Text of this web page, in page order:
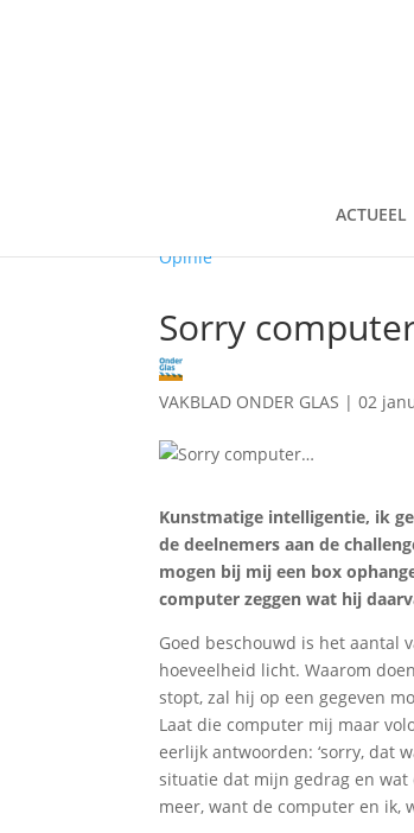
ACTUEEL
Opinie
Sorry
VAKBLAD ONDER GLAS |02
Kunstmatige intelligentie, ik
de deelnemers aan de
mogen bij mij een box
computer zeggen wat hij
Goed beschouwd is het aantal
hoeveelheid licht. Waarom
stopt, zal hij op een gegeven
Laat die computer mij maar
eerlijk antwoorden: ‘sorry, dat
situatie dat mijn gedrag en
meer, want de computer en ik,